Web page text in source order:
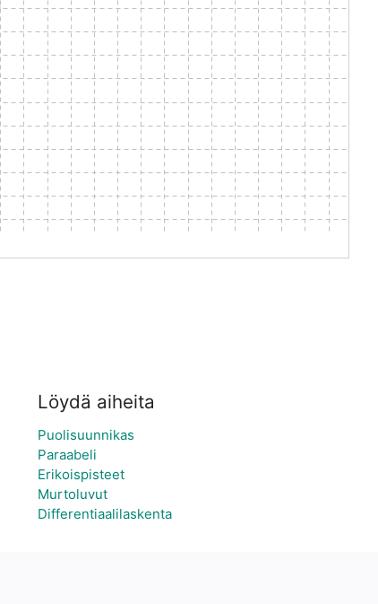
Löydä aiheita
Puolisuunnikas
Paraabeli
Erikoispisteet
Murtoluvut
Differentiaalilaskenta